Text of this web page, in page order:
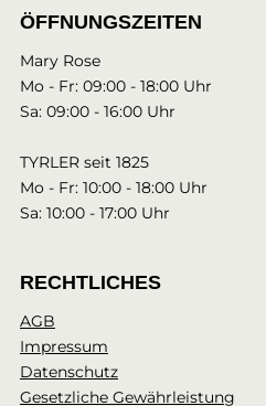
ÖFFNUNGSZEITEN
Mary Rose
Mo - Fr: 09:00 - 18:00 Uhr
Sa: 09:00 - 16:00 Uhr
TYRLER seit 1825
Mo - Fr: 10:00 - 18:00 Uhr
Sa: 10:00 - 17:00 Uhr
RECHTLICHES
AGB
Impressum
Datenschutz
Gesetzliche Gewährleistung